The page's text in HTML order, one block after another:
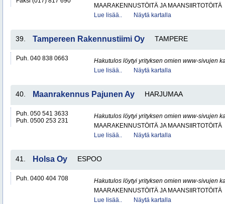
MAARAKENNUSTÖITÄ JA MAANSIIRTOTÖITÄ
Lue lisää..
Näytä kartalla
39. Tampereen Rakennustiimi Oy TAMPERE
Puh. 040 838 0663
Hakutulos löytyi yrityksen omien www-sivujen
Lue lisää..
Näytä kartalla
40. Maanrakennus Pajunen Ay HARJUMAA
Puh. 050 541 3633
Puh. 0500 253 231
Hakutulos löytyi yrityksen omien www-sivujen
MAARAKENNUSTÖITÄ JA MAANSIIRTOTÖITÄ
Lue lisää..
Näytä kartalla
41. Holsa Oy ESPOO
Puh. 0400 404 708
Hakutulos löytyi yrityksen omien www-sivujen
MAARAKENNUSTÖITÄ JA MAANSIIRTOTÖITÄ
Lue lisää..
Näytä kartalla